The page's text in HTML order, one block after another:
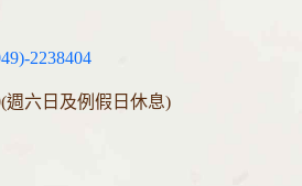
2238404
週六日及例假日休息)